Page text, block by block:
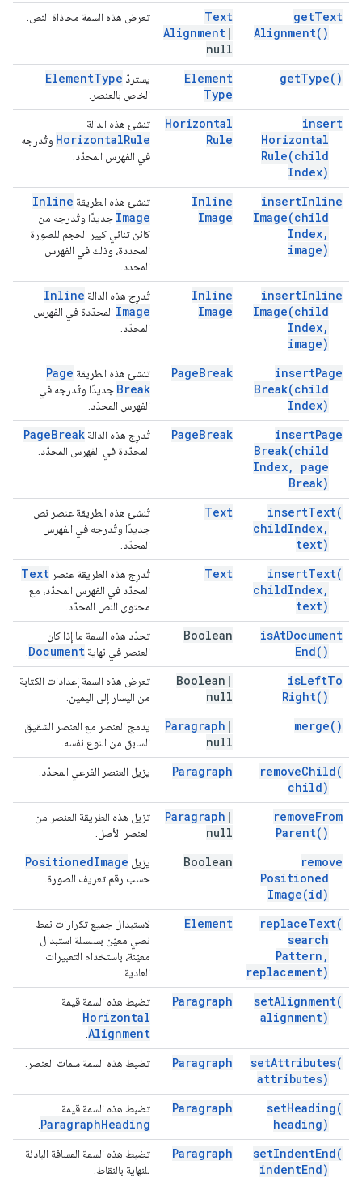
getText
Alignment( )
Text
Alignment |
null
تعرض هذه السمة محاذاة النص.
getType( )
Element
Type
يستردّ ElementType
الخاص بالعنصر.
insert
Horizontal
Rule(child
Index)
Horizontal
Rule
تنشئ هذه الدالة
HorizontalRule
وتُدرجه
في الفهرس المحدّد.
insertInline
Image(child
Index,
image)
Inline
Image
تنشئ هذه الطريقة Inline
Image جديدًا وتُدرجه من
كائن ثنائي كبير الحجم للصورة
المحددة، وذلك في الفهرس
المحدد.
insertInline
Image(child
Index,
image)
Inline
Image
تُدرِج هذه الدالة Inline
Image المحدّدة في الفهرس
المحدّد.
insertPage
Break(child
Index)
PageBreak تنشئ هذه الطريقة Page
Break جديدًا وتُدرجه في
الفهرس المحدّد.
insertPage
Break(child
Index,
page
Break)
PageBreak تُدرِج هذه الدالة PageBreak
المحدّدة في الفهرس المحدّد.
insertText(
childIndex,
text)
Text
تُنشئ هذه الطريقة عنصر نص
جديدًا وتُدرجه في الفهرس
المحدّد.
insertText(
childIndex,
text)
Text تُدرِج هذه الطريقة عنصر Text
المحدّد في الفهرس المحدّد، مع
محتوى النص المحدّد.
isAtDocument
End( )
Boolean
تحدّد هذه السمة ما إذا كان
العنصر في نهاية Document
isLeftTo
Right( )
Boolean |
null
تعرض هذه السمة إعدادات الكتابة
من اليسار إلى اليمين.
merge( )
Paragraph |
null
يدمج العنصر مع العنصر الشقيق
السابق من النوع نفسه.
removeChild(
child)
Paragraph يزيل العنصر الفرعي المحدّد.
removeFrom
Parent( )
Paragraph |
null
تزيل هذه الطريقة العنصر من
العنصر الأصل.
remove
Positioned
Image(id)
Boolean يزيل PositionedImage
حسب رقم تعريف الصورة.
replaceText(
search
Pattern ,
replacement)
Element
لاستبدال جميع تكرارات نمط
نصي معيّن بسلسلة استبدال
معيّنة، باستخدام التعبيرات
العادية.
setAlignment(
alignment)
Paragraph تضبط هذه السمة قيمة
Horizontal
Alignment
setAttributes(
attributes)
Paragraph تضبط هذه السمة سمات العنصر.
setHeading(
heading)
Paragraph تضبط هذه السمة قيمة
ParagraphHeading
setIndentEnd(
indentEnd)
Paragraph
تضبط هذه السمة المسافة البادئة
للنهاية بالنقاط.